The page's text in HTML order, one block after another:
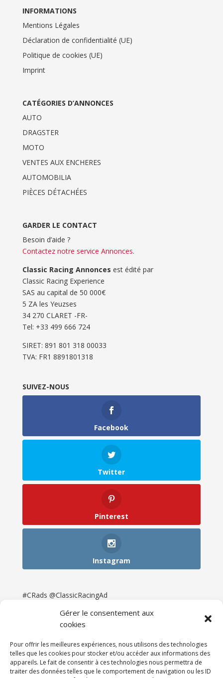
Gérer le consentement aux
cookies
Pour offrir les meilleures expériences, nous utilisons des technologies
telles que les cookies pour stocker et/ou accéder aux informations des
appareils. Le fait de consentir à ces technologies nous permettra de
traiter des données telles que le comportement de navigation ou les ID
INFORMATIONS
Mentions Légales
Déclaration de confidentialité (UE)
Politique de cookies (UE)
Imprint
CATÉGORIES D’ANNONCES
AUTO
DRAGSTER
MOTO
VENTES AUX ENCHERES
AUTOMOBILIA
PIÈCES DÉTACHÉES
GARDER LE CONTACT
Besoin d’aide ?
Contactez notre service Annonces.
Classic Racing Annonces est édité par
Classic Racing Experience
SAS au capital de 50 000€
5 ZA les Yeuzses
34 270 CLARET -FR-
Tel: ‭+33 499 666 724‬
SIRET: 891 801 318 00033
TVA: FR1 8891801318
SUIVEZ-NOUS
Facebook
Twitter
Pinterest
Instagram
#CRads @ClassicRacingAd